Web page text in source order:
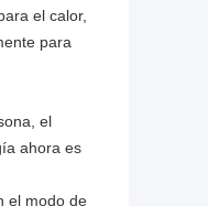
el calor,
para
el
ahora es
el modo de